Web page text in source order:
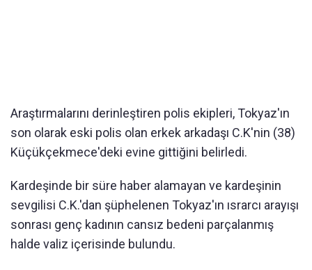
Araştırmalarını derinleştiren polis ekipleri, Tokyaz'ın
son olarak eski polis olan erkek arkadaşı C.K'nin (38)
Küçükçekmece'deki evine gittiğini belirledi.
Kardeşinde bir süre haber alamayan ve kardeşinin
sevgilisi C.K.'dan şüphelenen Tokyaz'ın ısrarcı arayışı
sonrası genç kadının cansız bedeni parçalanmış
halde valiz içerisinde bulundu.